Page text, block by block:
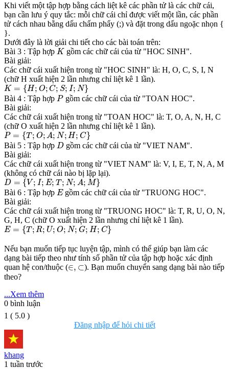
Khi viết một tập hợp bằng cách liệt kê các phần tử là các chữ cái,
bạn cần lưu ý quy tắc: mỗi chữ cái chỉ được viết một lần, các phần
tử cách nhau bằng dấu chấm phẩy (;) và đặt trong dấu ngoặc nhọn {
}.
Dưới đây là lời giải chi tiết cho các bài toán trên:
Bài 3 : Tập hợp K
Kgồm các chữ cái của từ "HOC SINH".
Bài giải:
Các chữ cái xuất hiện trong từ "HOC SINH" là: H, O, C, S, I, N
(chữ H xuất hiện 2 lần nhưng chỉ liệt kê 1 lần).
K = {H; O; C; S; I; N}
K={ H; O;C;S;I;N }
Bài 4 : Tập hợp P
P gồm các chữ cái của từ "TOAN HOC".
Bài giải:
Các chữ cái xuất hiện trong từ "TOAN HOC" là: T, O, A, N, H, C
(chữ O xuất hiện 2 lần nhưng chỉ liệt kê 1 lần).
P = {T ; O; A; N; H; C}
P={T;O;A;N;H;C}
Bài 5 : Tập hợp D
D gồm các chữ cái của từ "VIET NAM".
Bài giải:
Các chữ cái xuất hiện trong từ "VIET NAM" là: V, I, E, T, N, A, M
(không có chữ cái nào bị lặp lại).
D = {V ; I; E; T ; N; A; M}
D={V;I;E; T;N;A;M}
Bài 6 : Tập hợp E
Egồm các chữ cái của từ "TRUONG HOC".
Bài giải:
Các chữ cái xuất hiện trong từ "TRUONG HOC" là: T, R, U, O, N,
G, H, C (chữ O xuất hiện 2 lần nhưng chỉ liệt kê 1 lần).
E = {T ; R; U; O; N; G; H; C}
E= {T;R;U;O;N G;H;C}
Nếu bạn muốn tiếp tục luyện tập, mình có thể giúp bạn làm các
dạng bài tiếp theo như tính số phần tử của tập hợp hoặc xác định
quan hệ con/thuộc (∈, ⊂
∈ ⊂). Bạn muốn chuyển sang dạng bài nào tiếp
theo?
...Xem thêm
0 bình luận
1 ( 5.0 )
Đăng nhập để hỏi chi tiết
khang
1 tuần trước